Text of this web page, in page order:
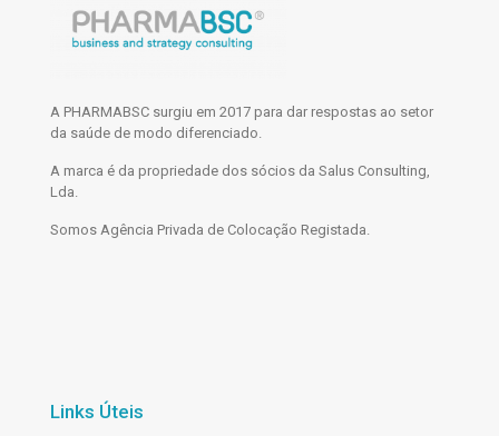
A PHARMABSC surgiu em 2017 para dar respostas ao setor
da saúde de modo diferenciado.
A marca é da propriedade dos sócios da Salus Consulting,
Lda.
Somos Agência Privada de Colocação Registada.
Links Úteis